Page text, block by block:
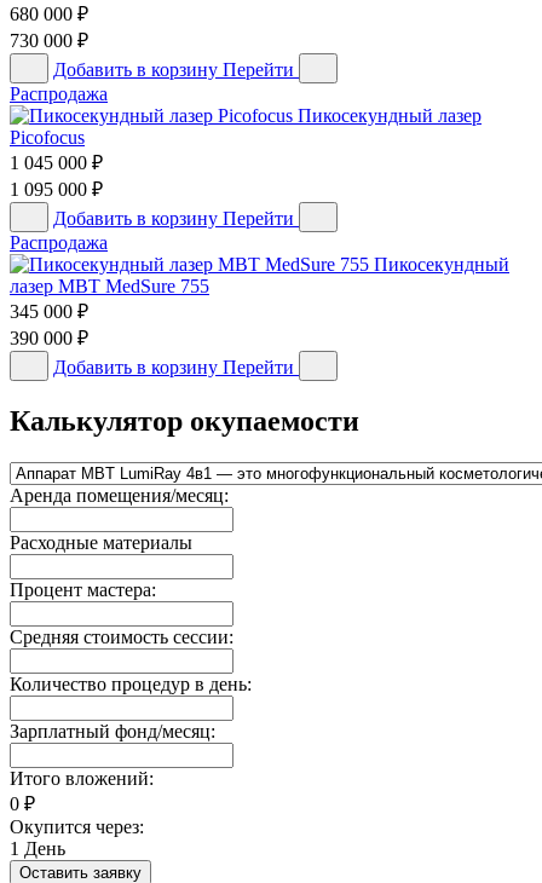
680 000 ₽
730 000 ₽
Добавить в корзину Перейти
Распродажа
Пикосекундный лазер
Picofocus
1 045 000 ₽
1 095 000 ₽
Добавить в корзину Перейти
Распродажа
Пикосекундный
лазер MBT MedSure 755
345 000 ₽
390 000 ₽
Добавить в корзину Перейти
Калькулятор окупаемости
Аренда помещения/месяц:
Расходные материалы
Процент мастера:
Средняя стоимость сессии:
Количество процедур в день:
Зарплатный фонд/месяц:
Итого вложений:
0 ₽
Окупится через:
1 День
Оставить заявку